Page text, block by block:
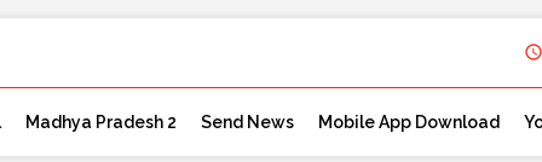
Madhya Pradesh 2 Send News Mobile App Download